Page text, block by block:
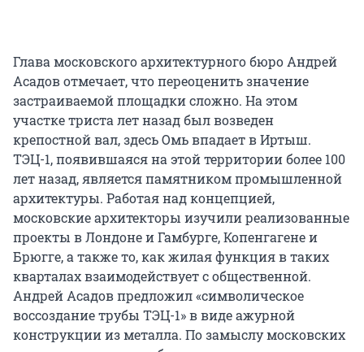
Глава московского архитектурного бюро Андрей
Асадов отмечает, что переоценить значение
застраиваемой площадки сложно. На этом
участке триста лет назад был возведен
крепостной вал, здесь Омь впадает в Иртыш.
ТЭЦ-1, появившаяся на этой территории более 100
лет назад, является памятником промышленной
архитектуры. Работая над концепцией,
московские архитекторы изучили реализованные
проекты в Лондоне и Гамбурге, Копенгагене и
Брюгге, а также то, как жилая функция в таких
кварталах взаимодействует с общественной.
Андрей Асадов предложил «символическое
воссоздание трубы ТЭЦ-1» в виде ажурной
конструкции из металла. По замыслу московских